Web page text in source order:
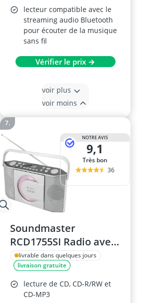
lecteur compatible avec le
streaming audio Bluetooth
pour écouter de la musique
sans fil
Vérifier le prix →
voir plus
voir moins
NOTRE AVIS
9,1
Très bon
36
Soundmaster
RCD1755SI Radio avec
Lecteur CD MP3
livrable dans quelques jours
livraison gratuite
lecture de CD, CD-R/RW et
CD-MP3